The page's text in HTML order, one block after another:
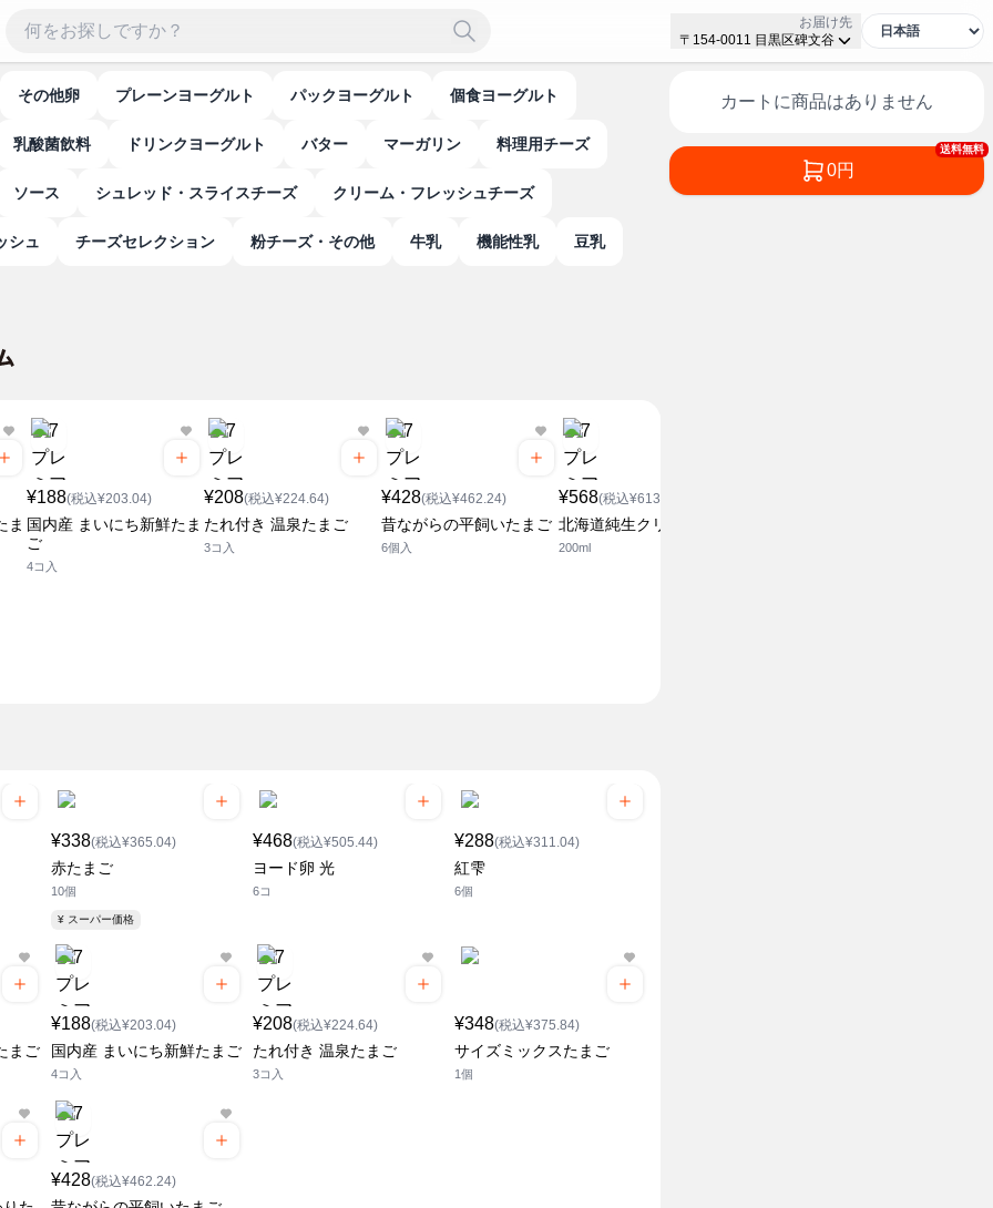
お届け先
〒154-0011 目黒区碑文谷
その他卵 プレーンヨーグルト パックヨーグルト 個食ヨーグルト
乳酸菌飲料 ドリンクヨーグルト バター マーガリン 料理用チーズ
ソース シュレッド・スライスチーズ クリーム・フレッシュチーズ
シュ チーズセレクション 粉チーズ・その他 牛乳 機能性乳 豆乳
ま
¥188(税込¥203.04)
国内産 まいにち新鮮たま
ご
4コ入
¥208(税込¥224.64)
たれ付き 温泉たまご
3コ入
¥428(税込¥462.24)
昔ながらの平飼いたまご
6個入
¥568(税込¥613.44)
北海道純生クリーム
200ml
¥338(税込¥365.04)
赤たまご
10個
¥ スーパー価格
¥468(税込¥505.44)
ヨード卵 光
6コ
¥288(税込¥311.04)
紅雫
6個
まご
¥188(税込¥203.04)
国内産 まいにち新鮮たまご
4コ入
¥208(税込¥224.64)
たれ付き 温泉たまご
3コ入
¥348(税込¥375.84)
サイズミックスたまご
1個
¥428(税込¥462.24)
カートに商品はありません
送料無料
0円